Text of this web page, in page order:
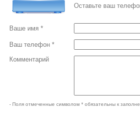
Оставьте ваш
Ваше имя *
Ваш телефон *
Комментарий
- Поля отмеченные символом * обязательны к